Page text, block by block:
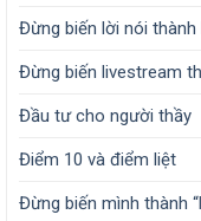
Đừng biến lời nói
Đừng biến livestream
Đầu tư cho người thầy
Điểm 10 và điểm liệt
Đừng biến mình thành